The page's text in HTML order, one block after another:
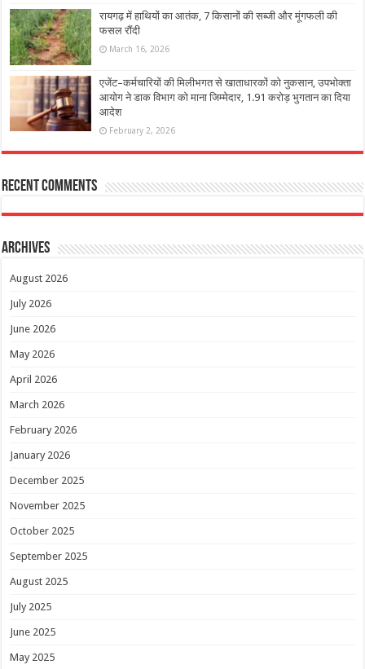
रायगढ़ में हाथियों का आतंक, 7 किसानों की सब्जी और मूंगफली की
फसल रौंदी
March 16, 2026
एजेंट–कर्मचारियों की मिलीभगत से खाताधारकों को नुकसान, उपभोक्ता
आयोग ने डाक विभाग को माना जिम्मेदार, 1.91 करोड़ भुगतान का दिया
आदेश
February 2, 2026
Recent Comments
Archives
August 2026
July 2026
June 2026
May 2026
April 2026
March 2026
February 2026
January 2026
December 2025
November 2025
October 2025
September 2025
August 2025
July 2025
June 2025
May 2025